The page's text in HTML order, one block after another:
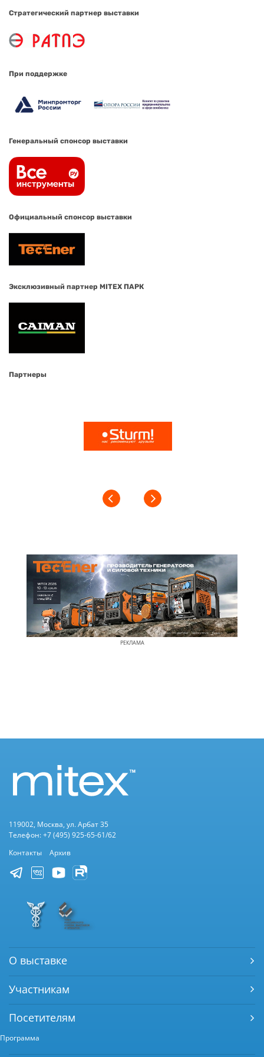
Стратегический партнер выставки
При поддержке
Генеральный спонсор выставки
Официальный спонсор выставки
Эксклюзивный партнер MITEX ПАРК
Партнеры
РЕКЛАМА
119002, Москва, ул. Арбат 35
Телефон: +7 (495) 925-65-61/62
Контакты
Архив
О выставке
Участникам
Посетителям
Программа